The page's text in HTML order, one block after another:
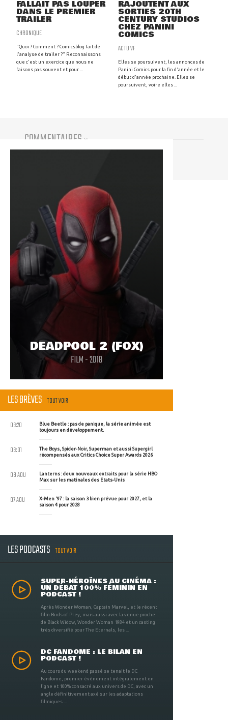
FALLAIT PAS LOUPER
DANS LE PREMIER
TRAILER
CHRONIQUE
"Quoi ? Comment ? Comicsblog fait de
l'analyse de trailer ?" Reconnaissons
que c'est un exercice que nous ne
faisons pas souvent et pour ...
RAJOUTENT AUX
SORTIES 20TH
CENTURY STUDIOS
CHEZ PANINI
COMICS
ACTU VF
Elles se poursuivent, les annonces de
Panini Comics pour la fin d'année et le
début d'année prochaine. Elles se
poursuivent, voire elles ...
COMMENTAIRES (0)
DEADPOOL 2 (FOX)
FILM - 2018
LES BRÈVES TOUT VOIR
Blue Beetle : pas de panique, la série animée est
toujours en développement.
09:20
The Boys, Spider-Noir, Superman et aussi Supergirl
récompensés aux Critics Choice Super Awards 2026
09:01
Lanterns : deux nouveaux extraits pour la série HBO
Max sur les matinales des Etats-Unis
08 AOU
X-Men '97 : la saison 3 bien prévue pour 2027, et la
saison 4 pour 2028
07 AOU
LES PODCASTS TOUT VOIR
SUPER-HÉROÏNES AU CINÉMA :
UN DÉBAT 100% FÉMININ EN
PODCAST !
Après Wonder Woman, Captain Marvel, et le récent
film Birds of Prey, mais aussi avec la venue proche
de Black Widow, Wonder Woman 1984 et un casting
très diversifié pour The Eternals, les ...
DC FANDOME : LE BILAN EN
PODCAST !
Au cours du weekend passé se tenait le DC
Fandome, premier évènement intégralement en
ligne et 100% consacré aux univers de DC, avec un
angle définitivement axé sur les adaptations
filmiques ...